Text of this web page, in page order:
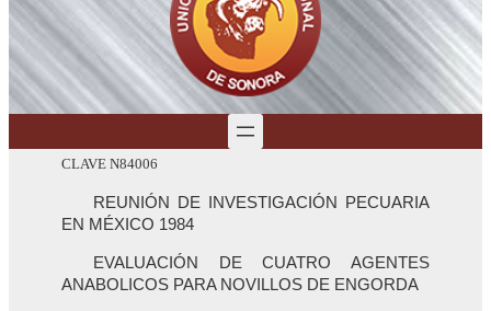
CLAVE N84006
REUNIÓN DE INVESTIGACIÓN PECUARIA
EN MÉXICO 1984
EVALUACIÓN DE CUATRO AGENTES
ANABOLICOS PARA NOVILLOS DE ENGORDA